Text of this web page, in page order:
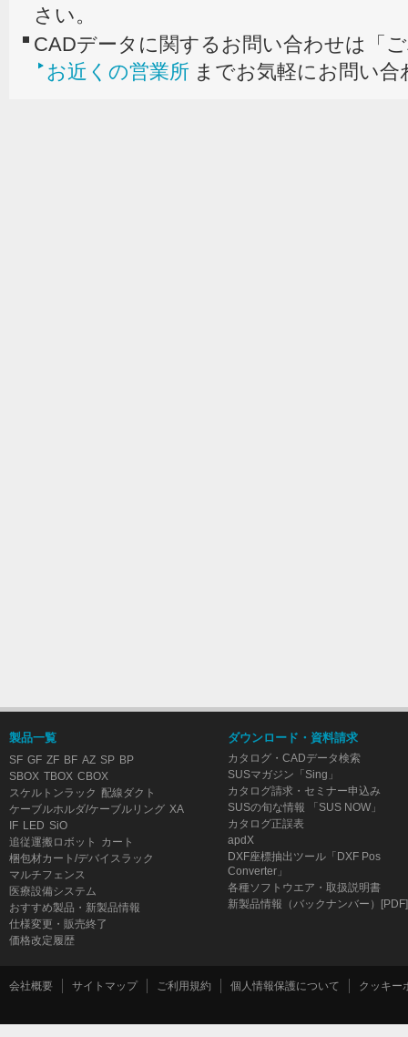
さい。
CADデータに関するお問い合わせは「
お近くの営業所 までお気軽にお問い
製品一覧
SF GF ZF BF AZ SP BP
SBOX TBOX CBOX
スケルトンラック 配線ダクト
ケーブルホルダ/ケーブルリング XA
IF LED SiO
追従運搬ロボット
カート
梱包材カート/デバイスラック
マルチフェンス
医療設備システム
おすすめ製品・新製品情報
仕様変更・販売終了
価格改定履歴
ダウンロード・資料請求
カタログ・CADデータ検索
SUSマガジン「Sing」
カタログ請求・セミナー申込み
SUSの旬な情報 「SUS NOW」
カタログ正誤表
apdX
DXF座標抽出ツール「DXF Pos
Converter」
各種ソフトウエア・取扱説明書
新製品情報（バックナンバー）[PDF]
会社概要 サイトマップ ご利用規約 個人情報保護について クッキー